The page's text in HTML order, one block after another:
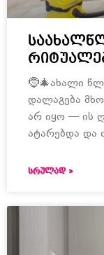
🤶🎄ახალი
დალაგება
არ იყო — ის
ატარებდა და
ᲡᲠᲣᲚᲐᲓ »